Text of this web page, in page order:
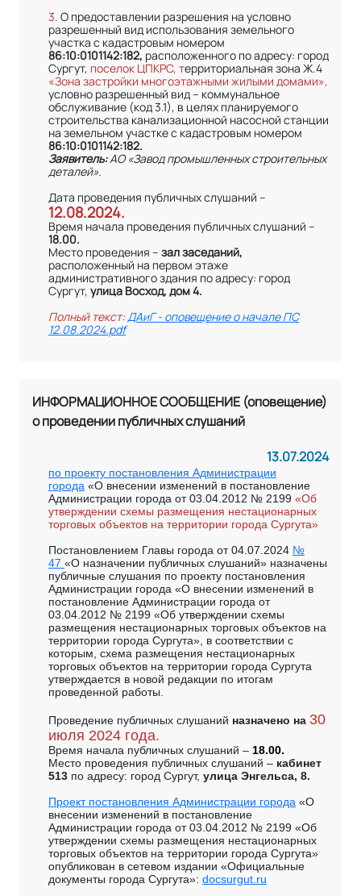
3. О предоставлении разрешения на условно
разрешенный вид использования земельного
участка с кадастровым номером
86:10:0101142:182, расположенного по адресу: город
Сургут, поселок ЦПКРС, территориальная зона Ж.4
«Зона застройки многоэтажными жилыми домами»,
условно разрешенный вид – коммунальное
обслуживание (код 3.1), в целях планируемого
строительства канализационной насосной станции
на земельном участке с кадастровым номером
86:10:0101142:182.
Заявитель:АО «Завод промышленных строительных
деталей».
Дата проведения публичных слушаний –
12.08.2024.
Время начала проведения публичных слушаний –
18.00.
Место проведения – зал заседаний,
расположенный на первом этаже
административного здания по адресу: город
Сургут, улица Восход, дом 4.
Полный текст:ДАиГ - оповещение о начале ПС
12.08.2024.pdf
ИНФОРМАЦИОННОЕ СООБЩЕНИЕ (оповещение)
о проведении публичных слушаний
13.07.2024
по проекту постановления Администрации
города «О внесении изменений в постановление
Администрации города от 03.04.2012 № 2199 «Об
утверждении схемы размещения нестационарных
торговых объектов на территории города Сургута»
Постановлением Главы города от 04.07.2024 №
47 «О назначении публичных слушаний» назначены
публичные слушания по проекту постановления
Администрации города «О внесении изменений в
постановление Администрации города от
03.04.2012 № 2199 «Об утверждении схемы
размещения нестационарных торговых объектов на
территории города Сургута», в соответствии с
которым, схема размещения нестационарных
торговых объектов на территории города Сургута
утверждается в новой редакции по итогам
проведенной работы.
Проведение публичных слушаний назначено на 30
июля 2024 года.
Время начала публичных слушаний – 18.00.
Место проведения публичных слушаний – кабинет
513 по адресу: город Сургут, улица Энгельса, 8.
Проект постановления Администрации города «О
внесении изменений в постановление
Администрации города от 03.04.2012 № 2199 «Об
утверждении схемы размещения нестационарных
торговых объектов на территории города Сургута»
опубликован в сетевом издании «Официальные
документы города Сургута»: docsurgut.ru